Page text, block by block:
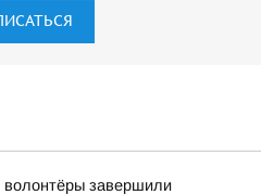
волонтёры завершили